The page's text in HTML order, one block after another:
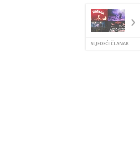
SLJEDEĆI ČLANAK